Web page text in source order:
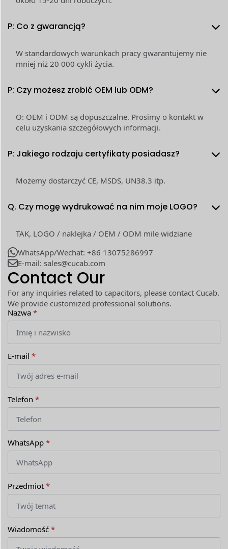
P: Co z gwarancją?
W standardowych warunkach pracy gwarantujemy nie
mniej niż 20 000 cykli życia.
P: Czy możesz zrobić OEM lub ODM?
O: OEM i ODM są dopuszczalne. Prosimy o kontakt w
celu uzyskania szczegółowych informacji.
P: Jakiego rodzaju certyfikaty posiadasz?
Możemy dostarczyć CE, MSDS, UN38.3 itp.
Q. Czy mogę wydrukować na nim moje LOGO?
TAK, LOGO / naklejka / OEM / ODM mile widziane
WhatsApp/Wechat: +86 13075286997
E-mail: sales@cucab.com
Contact Our
For any inquiries related to capacitors, please contact Cucab.
We provide customized professional solutions.
Nazwa *
E-mail *
Telefon *
WhatsApp *
Przedmiot *
Wiadomość *